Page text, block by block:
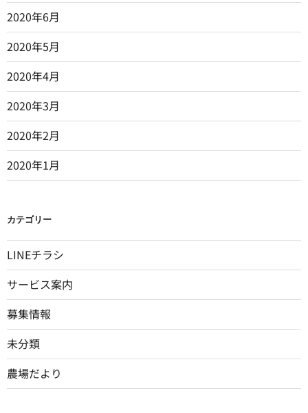
2020年6月
2020年5月
2020年4月
2020年3月
2020年2月
2020年1月
カテゴリー
LINEチラシ
サービス案内
募集情報
未分類
農場だより